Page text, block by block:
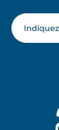
Votre
email